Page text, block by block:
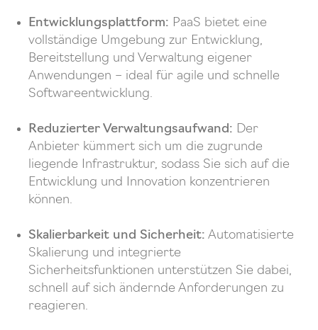
Entwicklungsplattform: PaaS bietet eine
vollständige Umgebung zur Entwicklung,
Bereitstellung und Verwaltung eigener
Anwendungen – ideal für agile und schnelle
Softwareentwicklung.
Reduzierter Verwaltungsaufwand: Der
Anbieter kümmert sich um die zugrunde
liegende Infrastruktur, sodass Sie sich auf die
Entwicklung und Innovation konzentrieren
können.
Skalierbarkeit und Sicherheit: Automatisierte
Skalierung und integrierte
Sicherheitsfunktionen unterstützen Sie dabei,
schnell auf sich ändernde Anforderungen zu
reagieren.